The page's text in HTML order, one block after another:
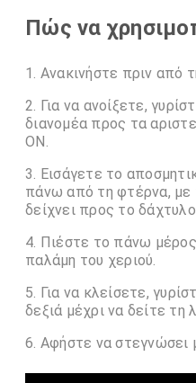
Πώς να
Ανακινήστε πριν από
Για να ανοίξετε,
διανομέα προς τα
ON.
Εισάγετε το
πάνω από τη φτέρνα, με
δείχνει προς το δάχτυλο
Πιέστε το πάνω
παλάμη του χεριού.
Για να κλείσετε,
δεξιά μέχρι να δείτε τη
Αφήστε να στεγνώσει